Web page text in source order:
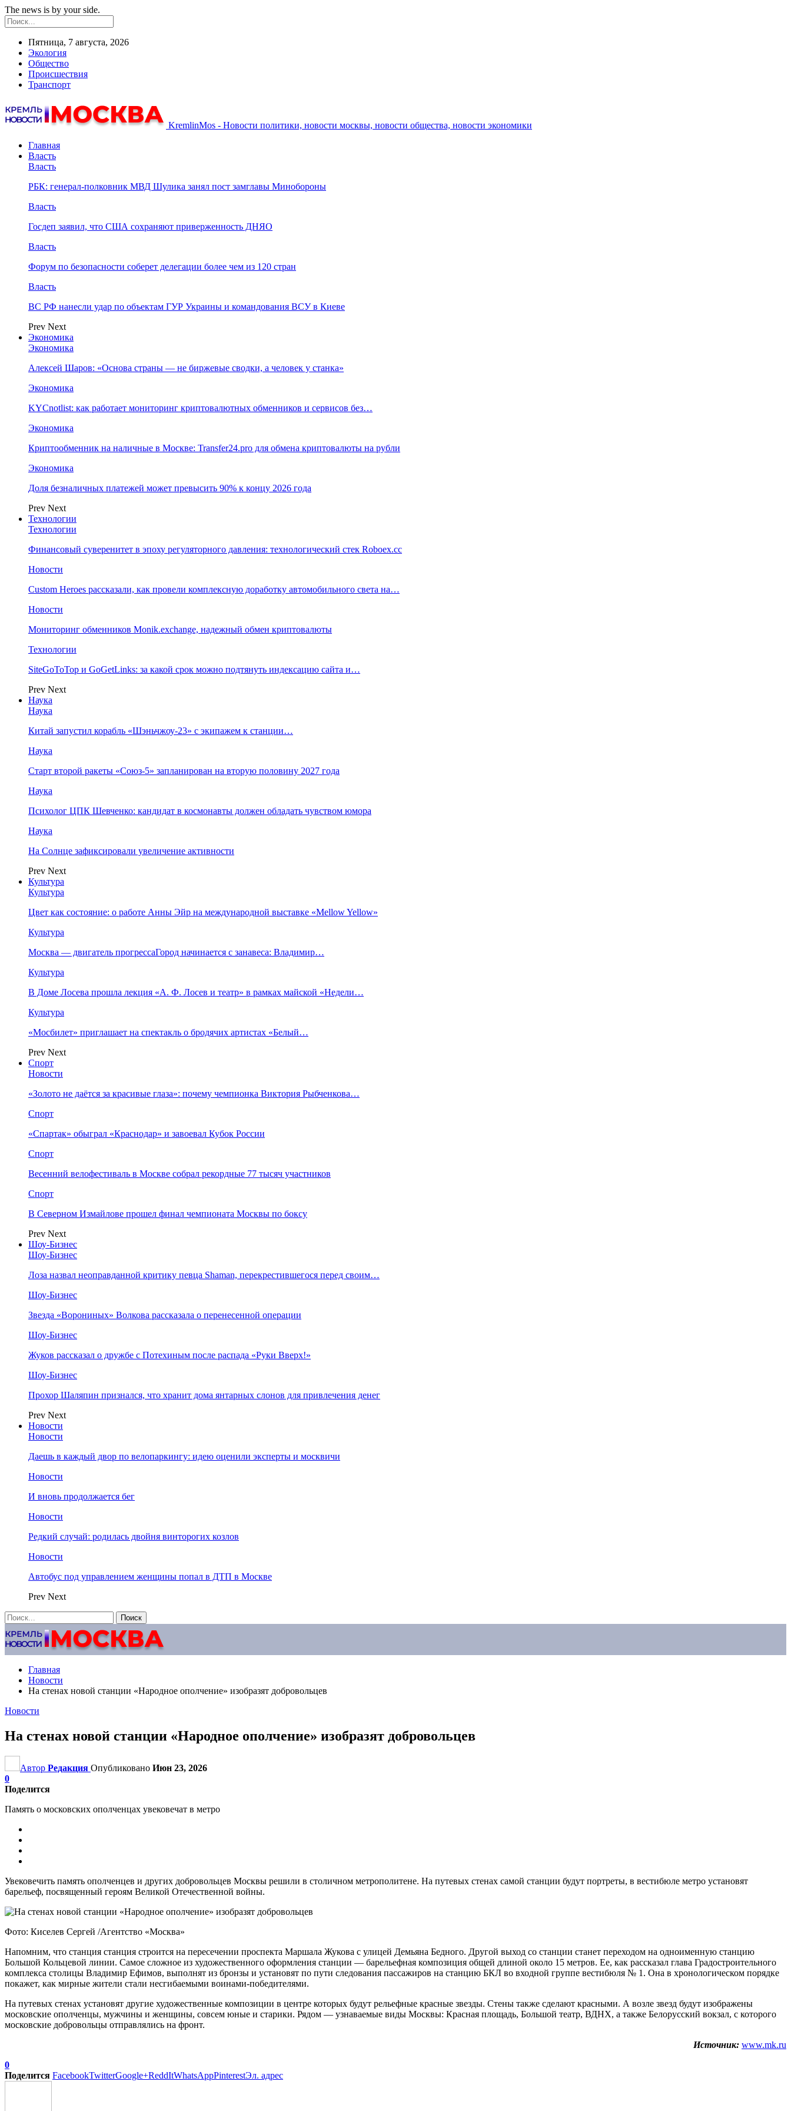
The news is by your side.
Пятница, 7 августа, 2026
Экология
Общество
Происшествия
Транспорт
KremlinMos - Новости политики, новости москвы, новости общества, новости экономики
Главная
Власть
Власть
РБК: генерал-полковник МВД Шулика занял пост замглавы Минобороны
Власть
Госдеп заявил, что США сохраняют приверженность ДНЯО
Власть
Форум по безопасности соберет делегации более чем из 120 стран
Власть
ВС РФ нанесли удар по объектам ГУР Украины и командования ВСУ в Киеве
Prev Next
Экономика
Экономика
Алексей Шаров: «Основа страны — не биржевые сводки, а человек у станка»
Экономика
KYCnotlist: как работает мониторинг криптовалютных обменников и сервисов без…
Экономика
Криптообменник на наличные в Москве: Transfer24.pro для обмена криптовалюты на рубли
Экономика
Доля безналичных платежей может превысить 90% к концу 2026 года
Prev Next
Технологии
Технологии
Финансовый суверенитет в эпоху регуляторного давления: технологический стек Roboex.cc
Новости
Custom Heroes рассказали, как провели комплексную доработку автомобильного света на…
Новости
Мониторинг обменников Monik.exchange, надежный обмен криптовалюты
Технологии
SiteGoToTop и GoGetLinks: за какой срок можно подтянуть индексацию сайта и…
Prev Next
Наука
Наука
Китай запустил корабль «Шэньчжоу-23» с экипажем к станции…
Наука
Старт второй ракеты «Союз-5» запланирован на вторую половину 2027 года
Наука
Психолог ЦПК Шевченко: кандидат в космонавты должен обладать чувством юмора
Наука
На Солнце зафиксировали увеличение активности
Prev Next
Культура
Культура
Цвет как состояние: о работе Анны Эйр на международной выставке «Mellow Yellow»
Культура
Москва — двигатель прогрессаГород начинается с занавеса: Владимир…
Культура
В Доме Лосева прошла лекция «А. Ф. Лосев и театр» в рамках майской «Недели…
Культура
«Мосбилет» приглашает на спектакль о бродячих артистах «Белый…
Prev Next
Спорт
Новости
«Золото не даётся за красивые глаза»: почему чемпионка Виктория Рыбченкова…
Спорт
«Спартак» обыграл «Краснодар» и завоевал Кубок России
Спорт
Весенний велофестиваль в Москве собрал рекордные 77 тысяч участников
Спорт
В Северном Измайлове прошел финал чемпионата Москвы по боксу
Prev Next
Шоу-Бизнес
Шоу-Бизнес
Лоза назвал неоправданной критику певца Shaman, перекрестившегося перед своим…
Шоу-Бизнес
Звезда «Ворониных» Волкова рассказала о перенесенной операции
Шоу-Бизнес
Жуков рассказал о дружбе с Потехиным после распада «Руки Вверх!»
Шоу-Бизнес
Прохор Шаляпин признался, что хранит дома янтарных слонов для привлечения денег
Prev Next
Новости
Новости
Даешь в каждый двор по велопаркингу: идею оценили эксперты и москвичи
Новости
И вновь продолжается бег
Новости
Редкий случай: родилась двойня винторогих козлов
Новости
Автобус под управлением женщины попал в ДТП в Москве
Prev Next
Главная
Новости
На стенах новой станции «Народное ополчение» изобразят добровольцев
Новости
На стенах новой станции «Народное ополчение» изобразят добровольцев
Автор Редакция Опубликовано Июн 23, 2026
0
Поделится
Память о московских ополченцах увековечат в метро
Увековечить память ополченцев и других добровольцев Москвы решили в столичном метрополитене. На путевых стенах самой станции будут портреты, в вестибюле метро установят
барельеф, посвященный героям Великой Отечественной войны.
Фото: Киселев Сергей /Агентство «Москва»
Напомним, что станция станция строится на пересечении проспекта Маршала Жукова с улицей Демьяна Бедного. Другой выход со станции станет переходом на одноименную станцию
Большой Кольцевой линии. Самое сложное из художественного оформления станции — барельефная композиция общей длиной около 15 метров. Ее, как рассказал глава Градостроительного
комплекса столицы Владимир Ефимов, выполнят из бронзы и установят по пути следования пассажиров на станцию БКЛ во входной группе вестибюля № 1. Она в хронологическом порядке
покажет, как мирные жители стали несгибаемыми воинами-победителями.
На путевых стенах установят другие художественные композиции в центре которых будут рельефные красные звезды. Стены также сделают красными. А возле звезд будут изображены
московские ополченцы, мужчины и женщины, совсем юные и старики. Рядом — узнаваемые виды Москвы: Красная площадь, Большой театр, ВДНХ, а также Белорусский вокзал, с которого
московские добровольцы отправлялись на фронт.
Источник: www.mk.ru
0
Поделится FacebookTwitterGoogle+ReddItWhatsAppPinterestЭл. адрес